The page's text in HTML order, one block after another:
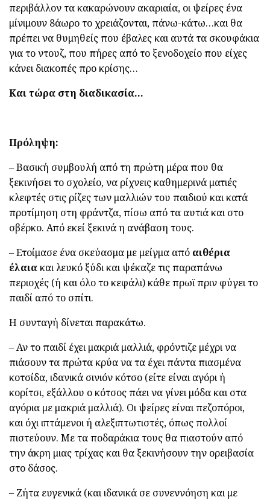
περιβάλλον τα κακαρώνουν ακαριαία, οι ψείρες ένα
μίνιμουν 8άωρο το χρειάζονται, πάνω-κάτω…και θα
πρέπει να θυμηθείς που έβαλες και αυτά τα σκουφάκια
για το ντουζ, που πήρες από το ξενοδοχείο που είχες
κάνει διακοπές προ κρίσης…
Και τώρα στη διαδικασία…
Πρόληψη:
– Βασική συμβουλή από τη πρώτη μέρα που θα
ξεκινήσει το σχολείο, να ρίχνεις καθημερινά ματιές
κλεφτές στις ρίζες των μαλλιών του παιδιού και κατά
προτίμηση στη φράντζα, πίσω από τα αυτιά και στο
σβέρκο. Από εκεί ξεκινά η ανάβαση τους.
– Ετοίμασε ένα σκεύασμα με μείγμα από αιθέρια
έλαια και λευκό ξύδι και ψέκαζε τις παραπάνω
περιοχές (ή και όλο το κεφάλι) κάθε πρωϊ πριν φύγει το
παιδί από το σπίτι.
Η συνταγή δίνεται παρακάτω.
– Αν το παιδί έχει μακριά μαλλιά, φρόντιζε μέχρι να
πιάσουν τα πρώτα κρύα να τα έχει πάντα πιασμένα
κοτσίδα, ιδανικά σινιόν κότσο (είτε είναι αγόρι ή
κορίτσι, εξάλλου ο κότσος πάει να γίνει μόδα και στα
αγόρια με μακριά μαλλιά). Οι ψείρες είναι πεζοπόροι,
και όχι ιπτάμενοι ή αλεξιπτωτιστές, όπως πολλοί
πιστεύουν. Με τα ποδαράκια τους θα πιαστούν από
την άκρη μιας τρίχας και θα ξεκινήσουν την ορειβασία
στο δάσος.
– Ζήτα ευγενικά (και ιδανικά σε συνεννόηση και με